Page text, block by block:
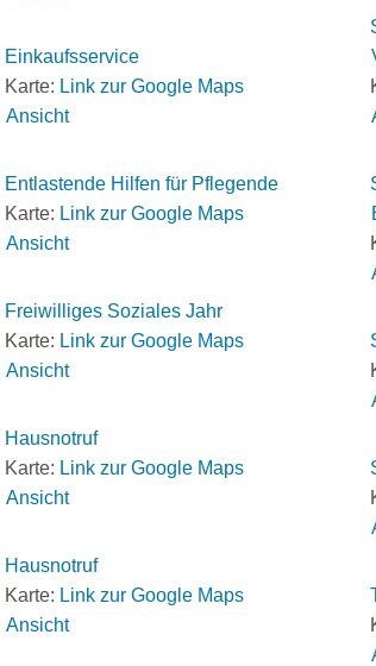
Einkaufsservice
Karte: Link zur Google Maps
Ansicht
Entlastende Hilfen für Pflegende
Karte: Link zur Google Maps
Ansicht
Freiwilliges Soziales Jahr
Karte: Link zur Google Maps
Ansicht
Hausnotruf
Karte: Link zur Google Maps
Ansicht
Hausnotruf
Karte: Link zur Google Maps
Ansicht